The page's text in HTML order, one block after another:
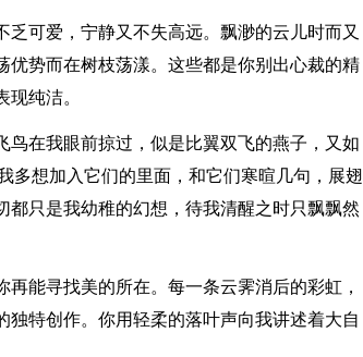
可爱，宁静又不失高远。飘渺的云儿时而又
势而在树枝荡漾。这些都是你别出心裁的精
纯洁。
在我眼前掠过，似是比翼双飞的燕子，又如
多想加入它们的里面，和它们寒暄几句，展翅
只是我幼稚的幻想，待我清醒之时只飘飘然
能寻找美的所在。每一条云霁消后的彩虹，
特创作。你用轻柔的落叶声向我讲述着大自